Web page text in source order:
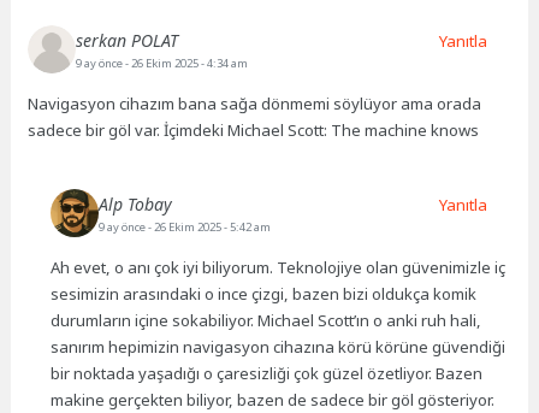
serkan POLAT
9 ay önce- 26 Ekim 2025 - 4:34 am
Navigasyon cihazım bana sağa dönmemi söylüyor ama orada
sadece bir göl var. İçimdeki Michael Scott: The machine knows
Yanıtla
Alp Tobay
9 ay önce- 26 Ekim 2025 - 5:42 am
Ah evet, o anı çok iyi biliyorum. Teknolojiye olan güvenimizle iç
sesimizin arasındaki o ince çizgi, bazen bizi oldukça komik
durumların içine sokabiliyor. Michael Scott’ın o anki ruh hali,
sanırım hepimizin navigasyon cihazına körü körüne güvendiği
bir noktada yaşadığı o çaresizliği çok güzel özetliyor. Bazen
makine gerçekten biliyor, bazen de sadece bir göl gösteriyor.
Yanıtla